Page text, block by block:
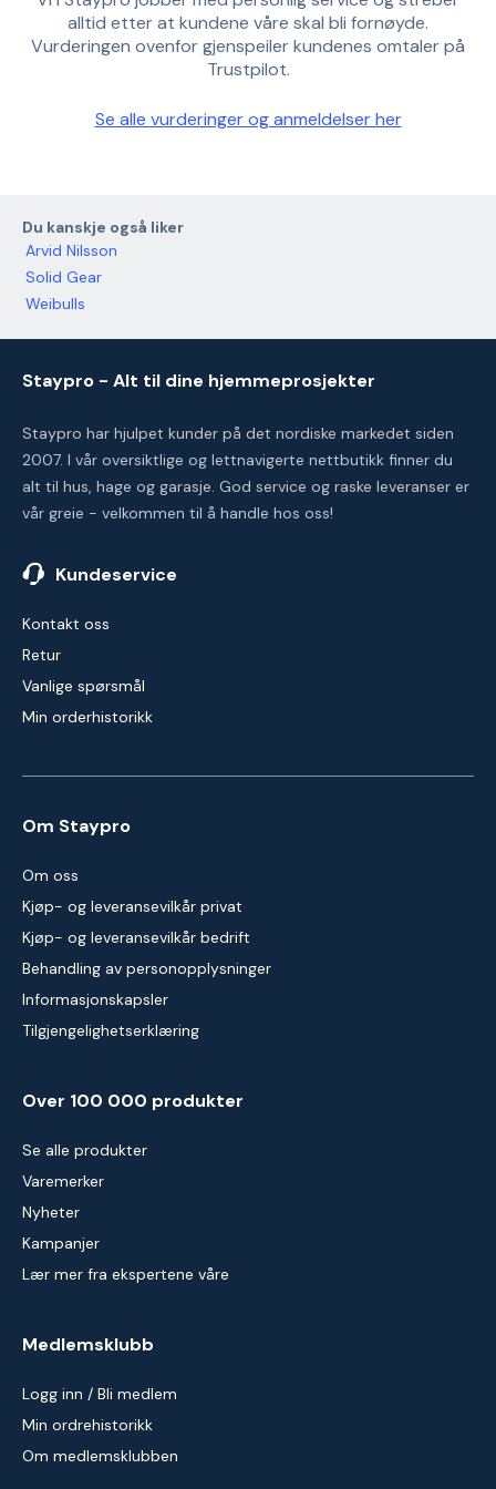
alltid etter at kundene våre skal bli fornøyde.
Vurderingen ovenfor gjenspeiler kundenes omtaler på
Trustpilot.
Se alle vurderinger og anmeldelser her
Du kanskje også liker
Arvid Nilsson
Solid Gear
Weibulls
Staypro - Alt til dine hjemmeprosjekter
Staypro har hjulpet kunder på det nordiske markedet siden
2007. I vår oversiktlige og lettnavigerte nettbutikk finner du
alt til hus, hage og garasje. God service og raske leveranser er
vår greie - velkommen til å handle hos oss!
Kundeservice
Kontakt oss
Retur
Vanlige spørsmål
Min orderhistorikk
Om Staypro
Om oss
Kjøp- og leveransevilkår privat
Kjøp- og leveransevilkår bedrift
Behandling av personopplysninger
Informasjonskapsler
Tilgjengelighetserklæring
Over 100 000 produkter
Se alle produkter
Varemerker
Nyheter
Kampanjer
Lær mer fra ekspertene våre
Medlemsklubb
Logg inn / Bli medlem
Min ordrehistorikk
Om medlemsklubben